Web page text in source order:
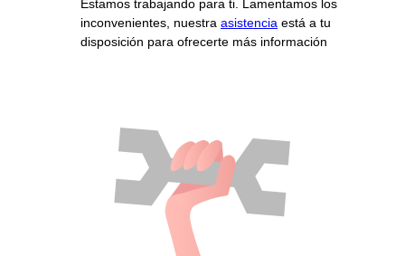
Estamos trabajando para ti. Lamentamos los
inconvenientes, nuestra asistencia está a tu
disposición para ofrecerte más información